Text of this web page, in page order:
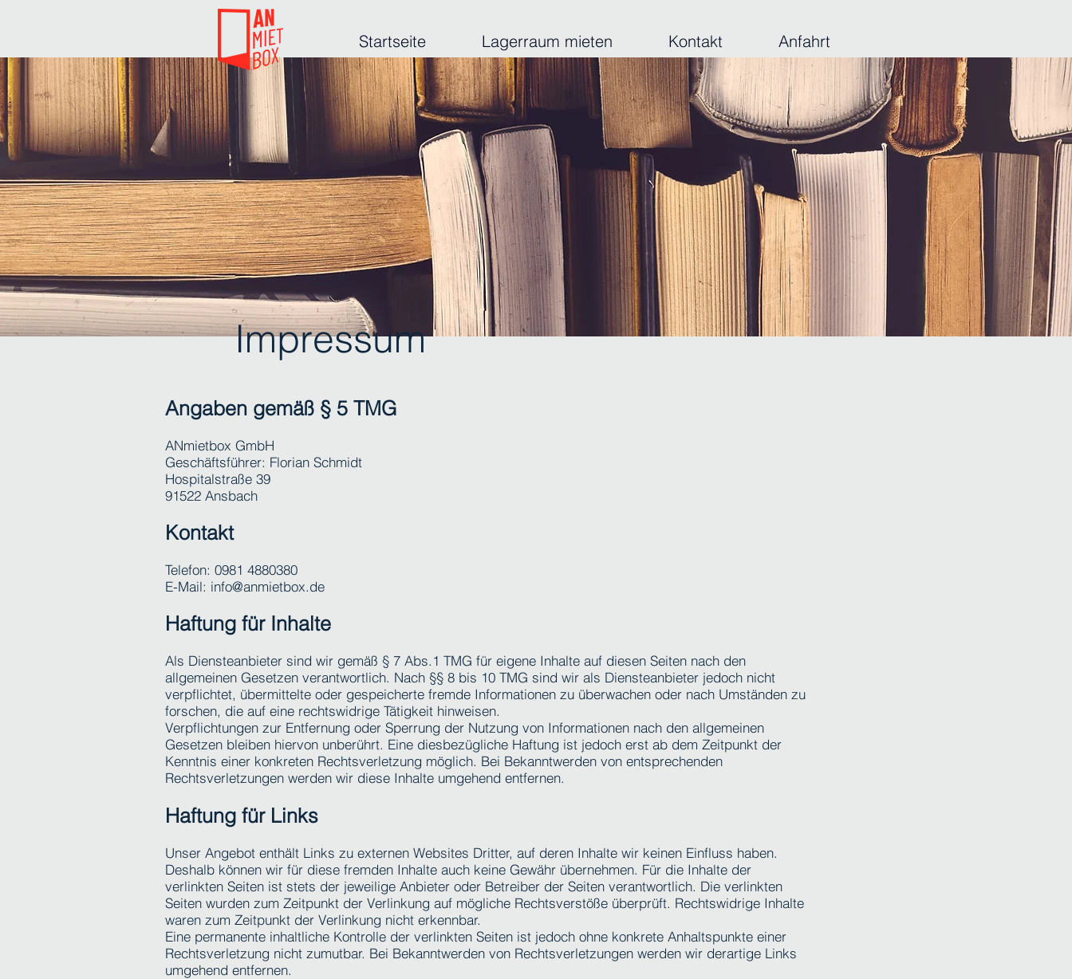
Startseite Lagerraum mieten Kontakt Anfahrt
Impressum
Angaben gemäß § 5 TMG
ANmietbox GmbH
Geschäftsführer: Florian Schmidt
Hospitalstraße 39
91522 Ansbach
Kontakt
Telefon: 0981 4880380
E-Mail: info@anmietbox.de
Haftung für Inhalte
Als Diensteanbieter sind wir gemäß § 7 Abs.1 TMG für eigene Inhalte auf diesen Seiten nach den
allgemeinen Gesetzen verantwortlich. Nach §§ 8 bis 10 TMG sind wir als Diensteanbieter jedoch nicht
verpflichtet, übermittelte oder gespeicherte fremde Informationen zu überwachen oder nach Umständen zu
forschen, die auf eine rechtswidrige Tätigkeit hinweisen.
Verpflichtungen zur Entfernung oder Sperrung der Nutzung von Informationen nach den allgemeinen
Gesetzen bleiben hiervon unberührt. Eine diesbezügliche Haftung ist jedoch erst ab dem Zeitpunkt der
Kenntnis einer konkreten Rechtsverletzung möglich. Bei Bekanntwerden von entsprechenden
Rechtsverletzungen werden wir diese Inhalte umgehend entfernen.
Haftung für Links
Unser Angebot enthält Links zu externen Websites Dritter, auf deren Inhalte wir keinen Einfluss haben.
Deshalb können wir für diese fremden Inhalte auch keine Gewähr übernehmen. Für die Inhalte der
verlinkten Seiten ist stets der jeweilige Anbieter oder Betreiber der Seiten verantwortlich. Die verlinkten
Seiten wurden zum Zeitpunkt der Verlinkung auf mögliche Rechtsverstöße überprüft. Rechtswidrige Inhalte
waren zum Zeitpunkt der Verlinkung nicht erkennbar.
Eine permanente inhaltliche Kontrolle der verlinkten Seiten ist jedoch ohne konkrete Anhaltspunkte einer
Rechtsverletzung nicht zumutbar. Bei Bekanntwerden von Rechtsverletzungen werden wir derartige Links
umgehend entfernen.